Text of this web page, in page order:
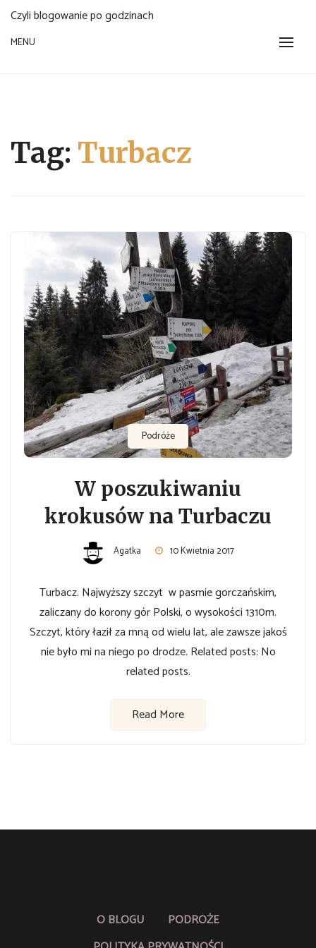
Czyli blogowanie po godzinach
MENU
Tag: Turbacz
Podróże
W poszukiwaniu
krokusów na Turbaczu
Agatka 10 Kwietnia 2017
Turbacz. Najwyższy szczyt w pasmie gorczańskim,
zaliczany do korony gór Polski, o wysokości 1310m.
Szczyt, który łaził za mną od wielu lat, ale zawsze jakoś
nie było mi na niego po drodze. Related posts: No
related posts.
Read More
O BLOGU
PODRÓŻE